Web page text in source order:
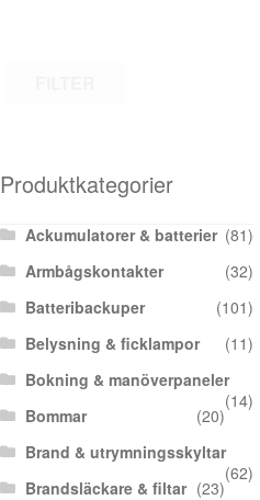
Produktkategorier
Ackumulatorer & batterier (81)
Armbågskontakter
(32)
Batteribackuper
(101)
Belysning & ficklampor
(11)
Bokning & manöverpaneler
(14)
Bommar
(20)
Brand & utrymningsskyltar
(62)
Brandsläckare & filtar (23)